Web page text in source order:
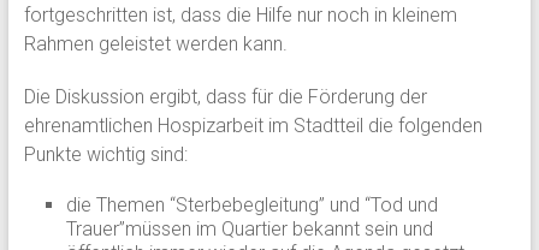
fortgeschritten ist, dass die Hilfe nur noch in kleinem
Rahmen geleistet werden kann.
Die Diskussion ergibt, dass für die Förderung der
ehrenamtlichen Hospizarbeit im Stadtteil die folgenden
Punkte wichtig sind:
die Themen “Sterbebegleitung” und “Tod und
Trauer”müssen im Quartier bekannt sein und